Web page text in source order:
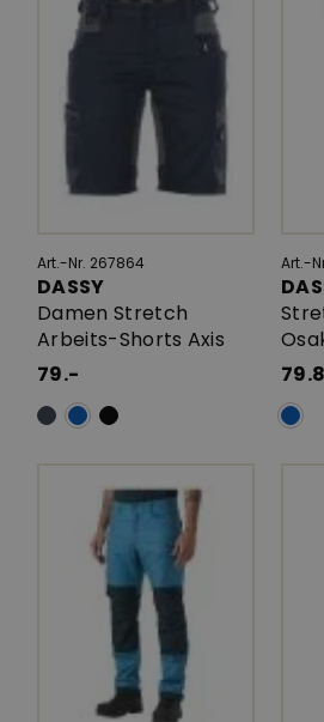
Art.-Nr. 267864
DASSY
Damen Stretch
Arbeits-Shorts Axis
79.-
Art.-